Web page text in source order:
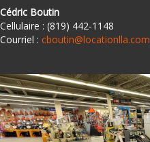
Cédric Boutin
Cellulaire : (819) 442-1148
Courriel : cboutin@locationlla.com